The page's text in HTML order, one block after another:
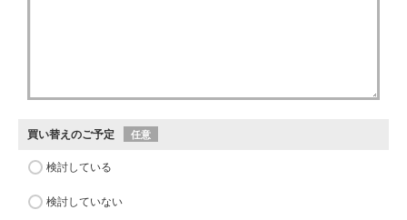
買い替えのご予定 任意
検討している
検討していない